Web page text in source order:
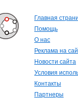
Главная
Помощь
О нас
Реклама на
Новости сайта
Условия
Контакты
Партнеры